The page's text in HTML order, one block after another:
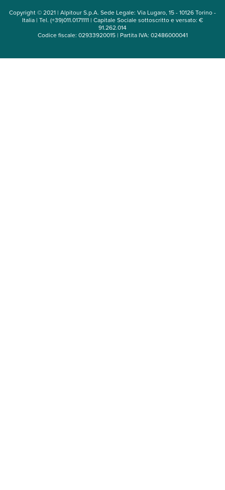
Copyright © 2021 | Alpitour S.p.A. Sede Legale: Via Lugaro, 15 - 10126 Torino -
Italia | Tel. (+39)011.0171111 | Capitale Sociale sottoscritto e versato: €
91.262.014
Codice fiscale: 02933920015 | Partita IVA: 02486000041